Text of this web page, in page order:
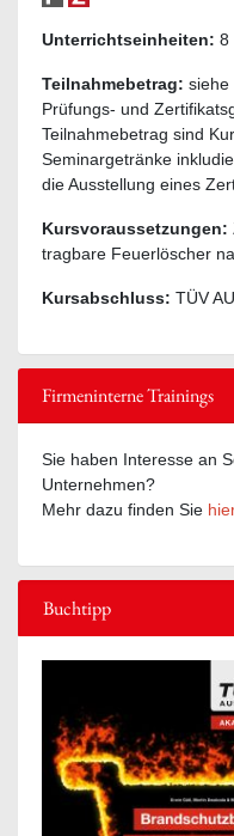
Unterrichtseinheiten: 8
Teilnahmebetrag: siehe
Prüfungs- und
Teilnahmebetrag sind
Seminargetränke
die Ausstellung eines
Kursvoraussetzungen:
tragbare Feuerlöscher
Kursabschluss: TÜV
Firmeninterne Trainings
Sie haben Interesse an
Unternehmen?
Mehr dazu finden Sie
Buchtipp